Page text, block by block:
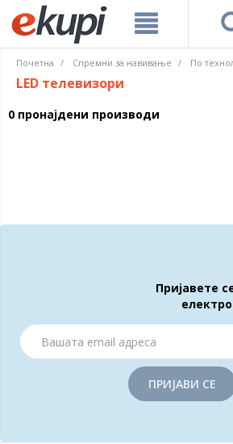
Почетна Спремни за навивање По
LED телевизори
0 пронајдени производи
Пријавете
ПРИЈАВИ СЕ